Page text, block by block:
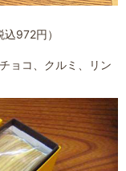
972円）
ョコ、クルミ、リン